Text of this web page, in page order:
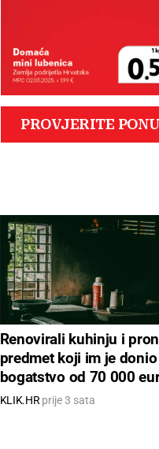
Renovirali kuhinju i
predmet koji im je donio
bogatstvo od 70 000
KLIK.HRprije 3 sata